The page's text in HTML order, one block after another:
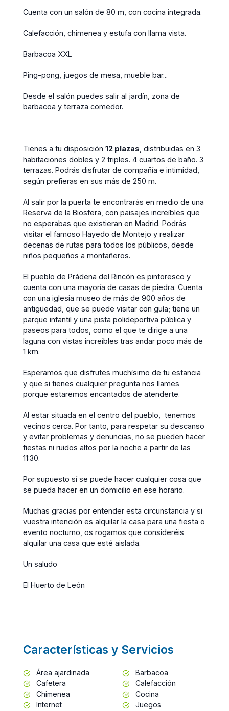
Cuenta con un salón de 80 m, con cocina integrada.
Calefacción, chimenea y estufa con llama vista.
Barbacoa XXL
Ping-pong, juegos de mesa, mueble bar...
Desde el salón puedes salir al jardín, zona de
barbacoa y terraza comedor.
Tienes a tu disposición 12 plazas , distribuidas en 3
habitaciones dobles y 2 triples. 4 cuartos de baño. 3
terrazas. Podrás disfrutar de compañía e intimidad,
según prefieras en sus más de 250 m.
Al salir por la puerta te encontrarás en medio de una
Reserva de la Biosfera, con paisajes increíbles que
no esperabas que existieran en Madrid. Podrás
visitar el famoso Hayedo de Montejo y realizar
decenas de rutas para todos los públicos, desde
niños pequeños a montañeros.
El pueblo de Prádena del Rincón es pintoresco y
cuenta con una mayoría de casas de piedra. Cuenta
con una iglesia museo de más de 900 años de
antigüedad, que se puede visitar con guía; tiene un
parque infantil y una pista polideportiva pública y
paseos para todos, como el que te dirige a una
laguna con vistas increíbles tras andar poco más de
1 km.
Esperamos que disfrutes muchísimo de tu estancia
y que si tienes cualquier pregunta nos llames
porque estaremos encantados de atenderte.
Al estar situada en el centro del pueblo, tenemos
vecinos cerca. Por tanto, para respetar su descanso
y evitar problemas y denuncias, no se pueden hacer
fiestas ni ruidos altos por la noche a partir de las
11:30.
Por supuesto sí se puede hacer cualquier cosa que
se pueda hacer en un domicilio en ese horario.
Muchas gracias por entender esta circunstancia y si
vuestra intención es alquilar la casa para una fiesta o
evento nocturno, os rogamos que consideréis
alquilar una casa que esté aislada.
Un saludo
El Huerto de León
Características y Servicios
Área ajardinada
Barbacoa
Cafetera
Calefacción
Chimenea
Cocina
Internet
Juegos